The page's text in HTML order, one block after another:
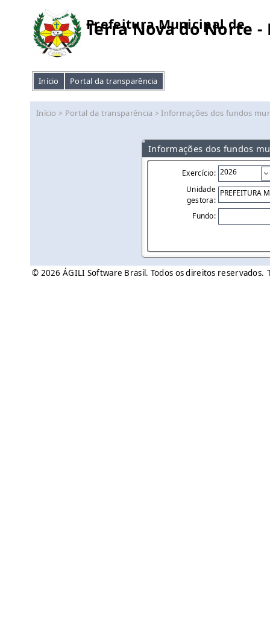
Prefeitura Municipal de
Terra Nova do Norte -
Início Portal da transparência
Início > Portal da transparência >Informações dos fundos
Informações dos fundos
Exercício:
Unidade
gestora:
Fundo:
© 2026 ÁGILI Software Brasil. Todos os direitos reservados.